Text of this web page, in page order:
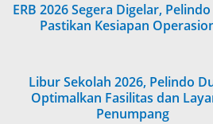
ERB 2026 Segera Digelar,
Pastikan Kesiapan
Libur Sekolah 2026, Pelindo
Optimalkan Fasilitas dan
Penumpang